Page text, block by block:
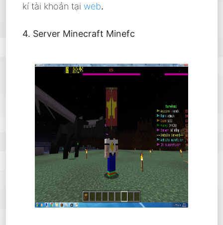
kí tài khoản tại web.
4. Server Minecraft Minefc